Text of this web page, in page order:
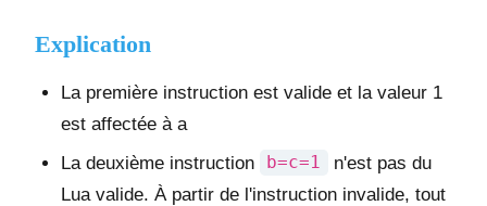
Explication
La première instruction est valide et la valeur 1
est affectée à a
La deuxième instruction
b=c=1
n'est pas du
Lua valide. À partir de l'instruction invalide, tout